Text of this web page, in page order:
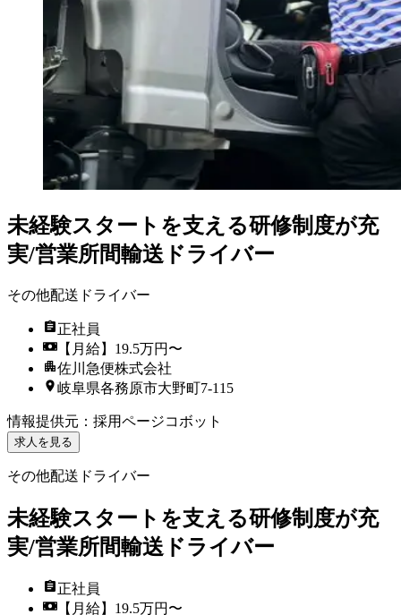
未経験スタートを支える研修制度が充
実/営業所間輸送ドライバー
その他配送ドライバー
正社員
【月給】19.5万円〜
佐川急便株式会社
岐阜県各務原市大野町7-115
情報提供元 ： 採用ページコボット
求人を見る
その他配送ドライバー
未経験スタートを支える研修制度が充
実/営業所間輸送ドライバー
正社員
【月給】19.5万円〜